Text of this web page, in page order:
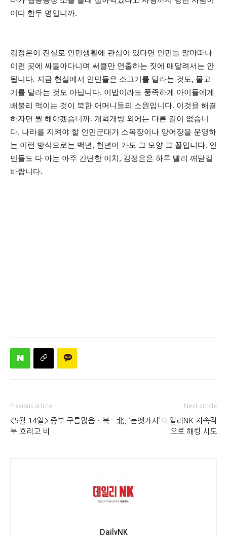
어디 한두 명입니까.
김정은이 진실로 인민생활에 관심이 있다면 인민들 말마따나
이런 곳에 싸돌아다니며 써클만 연출하는 짓에 매달려서는 안
됩니다. 지금 현실에서 인민들은 소고기를 달라는 것도, 물고
기를 달라는 것도 아닙니다. 이밥이라도 풍족하게 아이들에게
배불리 먹이는 것이 북한 어머니들의 소원입니다. 이것을 해결
하자면 뭘 해야겠습니까. 개혁개방 외에는 다른 길이 없습니
다. 나라를 지켜야 할 인민군대가 소목장이나 양어장을 운영하
는 이런 방식으로는 백년, 천년이 가도 그 모양 그 꼴입니다. 인
민들도 다 아는 아주 간단한 이치, 김정은은 하루 빨리 깨닫길
바랍니다.
Previous article
<5월 14일> 중부 구름많음…북
부 흐리고 비
Next article
北, ‘눈엣가시’ 데일리NK 지속적
으로 해킹 시도
DailyNK